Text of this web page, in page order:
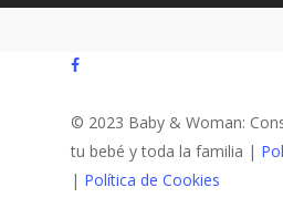
facebook
© 2023 Baby & Woman:
tu bebé y toda la familia |
| Política de Cookies